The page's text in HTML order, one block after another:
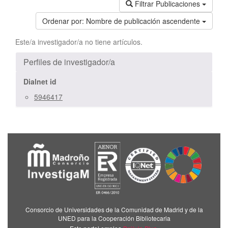
Filtrar Publicaciones
Ordenar por: Nombre de publicación ascendente
Este/a investigador/a no tiene artículos.
Perfiles de investigador/a
Dialnet id
5946417
Consorcio de Universidades de la Comunidad de Madrid y de la
UNED para la Cooperación Bibliotecaria